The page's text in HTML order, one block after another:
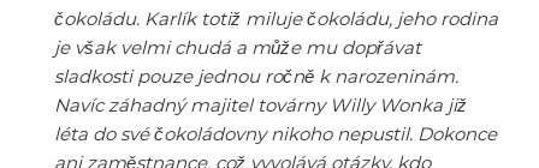
čokoládu. Karlík totiž miluje čokoládu, jeho rodina
je však velmi chudá a může mu dopřávat
sladkosti pouze jednou ročně k narozeninám.
Navíc záhadný majitel továrny Willy Wonka již
léta do své čokoládovny nikoho nepustil. Dokonce
ani zaměstnance, což vyvolává otázky, kdo